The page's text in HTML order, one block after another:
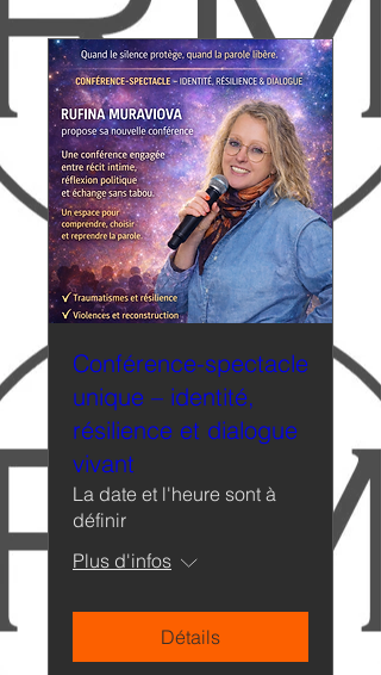
Conférence-spectacle
unique – identité,
résilience et dialogue
vivant
La date et l'heure sont à
définir
Plus d'infos
Détails